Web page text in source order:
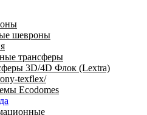
шевроны
трансферы
3D/4D Флок (Lextra)
texflex/
Ecodomes